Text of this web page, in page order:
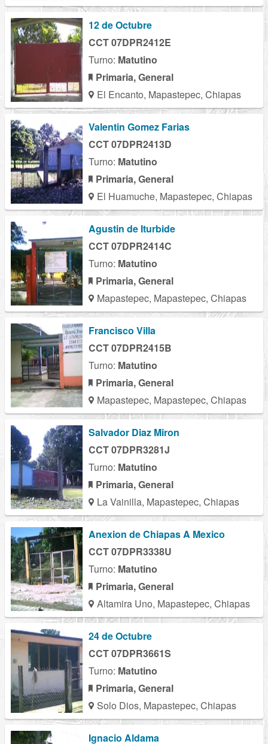
12 de Octubre
CCT 07DPR2412E
Turno: Matutino
Primaria, General
El Encanto, Mapastepec, Chiapas
Valentin Gomez Farias
CCT 07DPR2413D
Turno: Matutino
Primaria, General
El Huamuche, Mapastepec, Chiapas
Agustin de Iturbide
CCT 07DPR2414C
Turno: Matutino
Primaria, General
Mapastepec, Mapastepec, Chiapas
Francisco Villa
CCT 07DPR2415B
Turno: Matutino
Primaria, General
Mapastepec, Mapastepec, Chiapas
Salvador Diaz Miron
CCT 07DPR3281J
Turno: Matutino
Primaria, General
La Vainilla, Mapastepec, Chiapas
Anexion de Chiapas A Mexico
CCT 07DPR3338U
Turno: Matutino
Primaria, General
Altamira Uno, Mapastepec, Chiapas
24 de Octubre
CCT 07DPR3661S
Turno: Matutino
Primaria, General
Solo Dios, Mapastepec, Chiapas
Ignacio Aldama